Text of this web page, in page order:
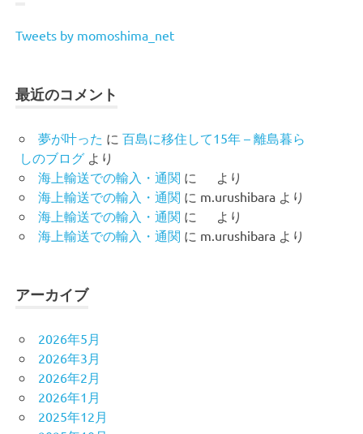
Tweets by momoshima_net
最近のコメント
夢が叶った に 百島に移住して15年 – 離島暮ら
しのブログ より
海上輸送での輸入・通関 に
より
海上輸送での輸入・通関 に m.urushibara より
海上輸送での輸入・通関 に
より
海上輸送での輸入・通関 に m.urushibara より
アーカイブ
2026年5月
2026年3月
2026年2月
2026年1月
2025年12月